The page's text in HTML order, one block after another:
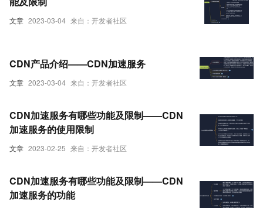
文章 2023-03-04 来自：开发者社区
文章 2023-03-04 来自：开发者社区
CDN产品介绍——CDN加速服务
文章 2023-02-25 来自：开发者社区
CDN加速服务有哪些功能及限制——CDN
加速服务的使用限制
CDN加速服务有哪些功能及限制——CDN
加速服务的功能